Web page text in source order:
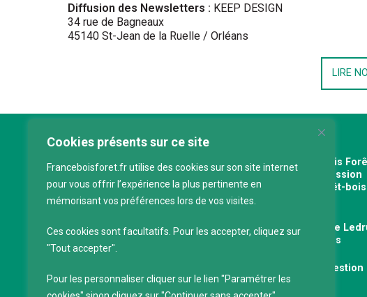
Cookies présents sur ce site
Franceboisforet.fr utilise des cookies sur son site internet
pour vous offrir l’expérience la plus pertinente en
mémorisant vos préférences lors de vos visites.
Ces cookies sont facultatifs. Pour les accepter, cliquez sur
"Tout accepter".
Pour les personnaliser cliquer sur le lien "Paramétrer les
Diffusion des Newsletters : KEEP DESIGN
34 rue de Bagneaux
45140 St-Jean de la Ruelle / Orléans
LIRE
France Bois
filière forêt-bois
120 avenue
75011 Paris
Service
88 39 63